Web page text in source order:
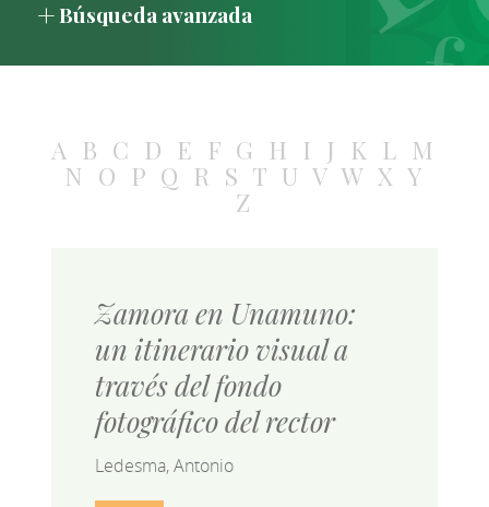
Búsqueda avanzada
A B C D E F G H I J K L M
N O P Q R S T U V W X Y
Z
Zamora en Unamuno:
un itinerario visual a
través del fondo
fotográfico del rector
Ledesma, Antonio